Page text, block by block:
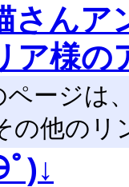
さんア
ア様の
ページは
の他のリ
)↓